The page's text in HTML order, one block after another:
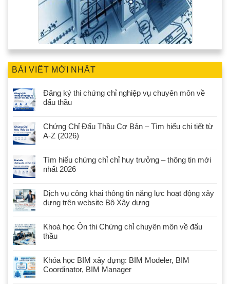
BÀI VIẾT MỚI NHẤT
Đăng ký thi chứng chỉ nghiệp vụ chuyên môn về
đấu thầu
Chứng Chỉ Đấu Thầu Cơ Bản – Tìm hiểu chi tiết từ
A-Z (2026)
Tìm hiểu chứng chỉ chỉ huy trưởng – thông tin mới
nhất 2026
Dịch vụ công khai thông tin năng lực hoạt động xây
dựng trên website Bộ Xây dựng
Khoá học Ôn thi Chứng chỉ chuyên môn về đấu
thầu
Khóa học BIM xây dựng: BIM Modeler, BIM
Coordinator, BIM Manager